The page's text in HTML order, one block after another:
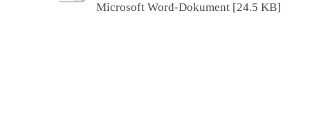
Microsoft Word-Dokument [24.5 KB]